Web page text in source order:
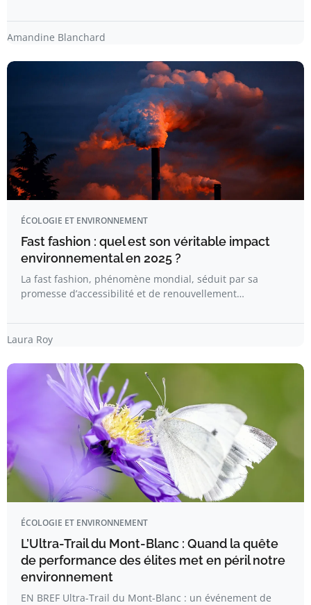
Amandine Blanchard
ÉCOLOGIE ET ENVIRONNEMENT
Fast fashion : quel est son véritable impact
environnemental en 2025 ?
La fast fashion, phénomène mondial, séduit par sa
promesse d’accessibilité et de renouvellement…
Laura Roy
ÉCOLOGIE ET ENVIRONNEMENT
L’Ultra-Trail du Mont-Blanc : Quand la quête
de performance des élites met en péril notre
environnement
EN BREF Ultra-Trail du Mont-Blanc : un événement de